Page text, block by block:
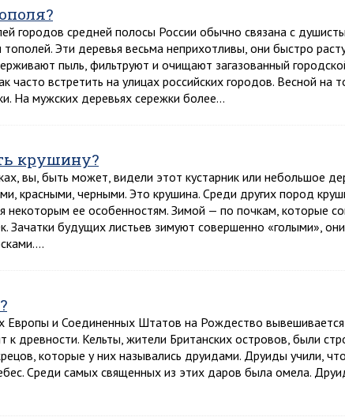
городов средней полосы России обычно связана с
Эти деревья весьма неприхотливы, они быстро
пыль, фильтруют и очищают загазованный
часто встретить на улицах российских городов. Весной на
На мужских деревьях сережки более…
крушину?
вы, быть может, видели этот кустарник или небольшое
красными, черными. Это крушина. Среди других пород
некоторым ее особенностям. Зимой — по почкам, которые
Зачатки будущих листьев зимуют совершенно «голыми»,
Европы и Соединенных Штатов на Рождество
к древности. Кельты, жители Британских островов, были
которые у них назывались друидами. Друиды учили,
Среди самых священных из этих даров была омела.